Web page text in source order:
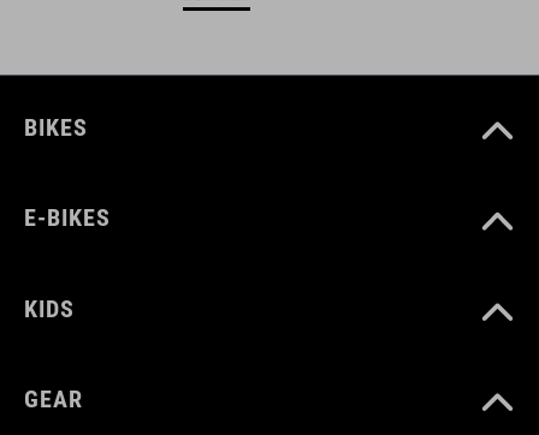
BIKES
E-BIKES
KIDS
GEAR